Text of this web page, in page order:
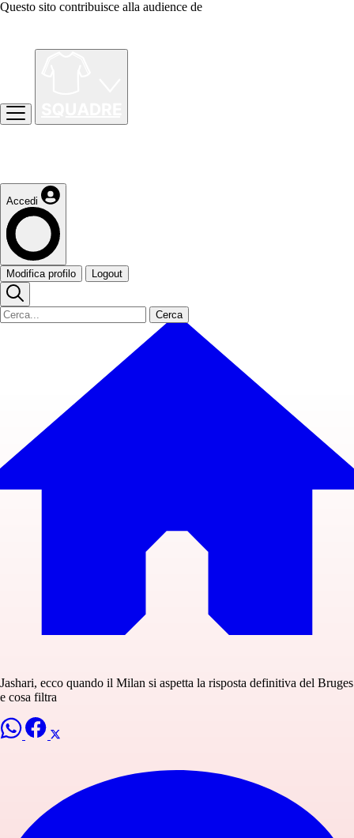
Questo sito contribuisce alla audience de
Accedi
Modifica profilo Logout
Cerca
Jashari, ecco quando il Milan si aspetta la risposta definitiva del Bruges
e cosa filtra